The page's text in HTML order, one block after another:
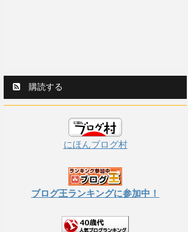
購読する
にほんブログ村
ブログ王ランキングに参加中！